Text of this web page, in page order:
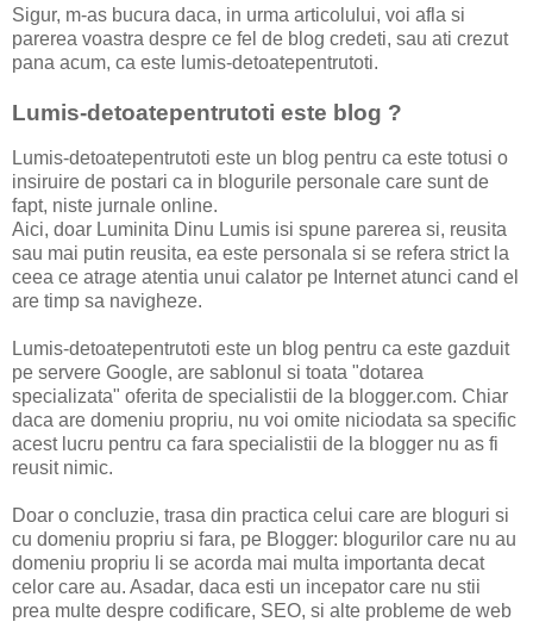
Sigur, m-as bucura daca, in urma articolului, voi afla si
parerea voastra despre ce fel de blog credeti, sau ati crezut
pana acum, ca este lumis-detoatepentrutoti.
Lumis-detoatepentrutoti este blog ?
Lumis-detoatepentrutoti este un blog pentru ca este totusi o
insiruire de postari ca in blogurile personale care sunt de
fapt, niste jurnale online.
Aici, doar Luminita Dinu Lumis isi spune parerea si, reusita
sau mai putin reusita, ea este personala si se refera strict la
ceea ce atrage atentia unui calator pe Internet atunci cand el
are timp sa navigheze.
Lumis-detoatepentrutoti este un blog pentru ca este gazduit
pe servere Google, are sablonul si toata "dotarea
specializata" oferita de specialistii de la blogger.com. Chiar
daca are domeniu propriu, nu voi omite niciodata sa specific
acest lucru pentru ca fara specialistii de la blogger nu as fi
reusit nimic.
Doar o concluzie, trasa din practica celui care are bloguri si
cu domeniu propriu si fara, pe Blogger: blogurilor care nu au
domeniu propriu li se acorda mai multa importanta decat
celor care au. Asadar, daca esti un incepator care nu stii
prea multe despre codificare, SEO, si alte probleme de web